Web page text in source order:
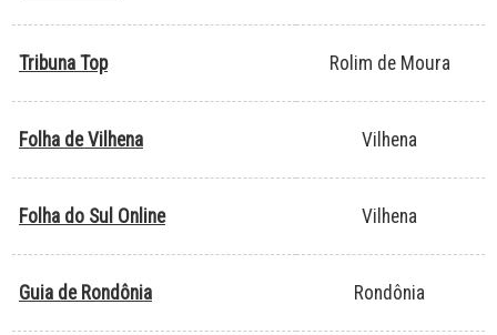
Tribuna Top Rolim de Moura
Folha de Vilhena Vilhena
Folha do Sul Online Vilhena
Guia de Rondônia Rondônia